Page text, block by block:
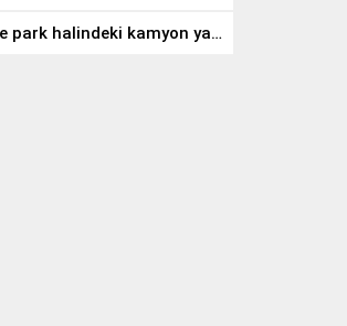
Nusaybin’de park halindeki kamyon yandı